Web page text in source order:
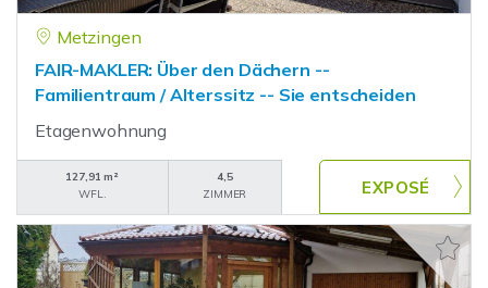
Metzingen
FAIR-MAKLER: Über den Dächern --
Familientraum / Alterssitz -- Sie entscheiden
Etagenwohnung
127,91 m²
WFL.
4,5
ZIMMER